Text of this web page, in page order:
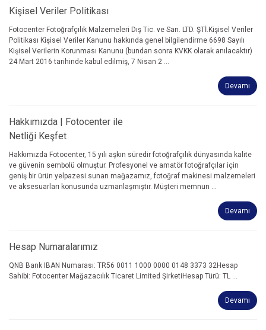
Kişisel Veriler Politikası
Fotocenter Fotoğrafçılık Malzemeleri Dış Tic. ve San. LTD. ŞTİ.Kişisel Veriler
Politikası Kişisel Veriler Kanunu hakkında genel bilgilendirme 6698 Sayılı
Kişisel Verilerin Korunması Kanunu (bundan sonra KVKK olarak anılacaktır)
24 Mart 2016 tarihinde kabul edilmiş, 7 Nisan 2 ...
Devamı
Hakkımızda | Fotocenter ile
Netliği Keşfet
Hakkımızda Fotocenter, 15 yılı aşkın süredir fotoğrafçılık dünyasında kalite
ve güvenin sembolü olmuştur. Profesyonel ve amatör fotoğrafçılar için
geniş bir ürün yelpazesi sunan mağazamız, fotoğraf makinesi malzemeleri
ve aksesuarları konusunda uzmanlaşmıştır. Müşteri memnun ...
Devamı
Hesap Numaralarımız
QNB Bank IBAN Numarası: TR56 0011 1000 0000 0148 3373 32Hesap
Sahibi: Fotocenter Mağazacılık Ticaret Limited ŞirketiHesap Türü: TL ...
Devamı